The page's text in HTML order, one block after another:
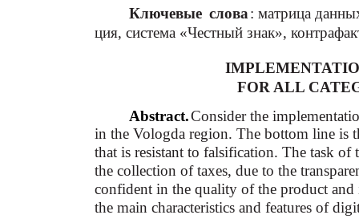
Ключевые слова: матрица
ция, система «Честный знак»,
FOR ALL
Abstract.Consider the
in the Vologda region. The bottom line is
that is resistant to falsification. The task of
the collection of taxes, due to the
confident in the quality of the product and
the main characteristics and features of